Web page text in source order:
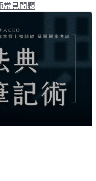
常見問題